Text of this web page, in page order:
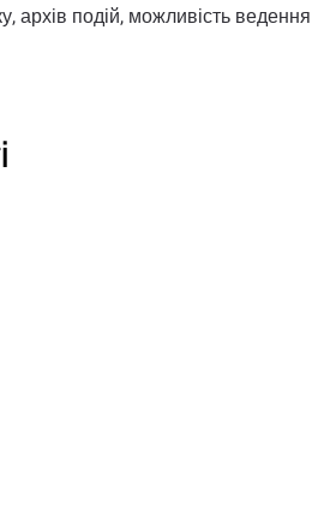
архів подій, можливість ведення